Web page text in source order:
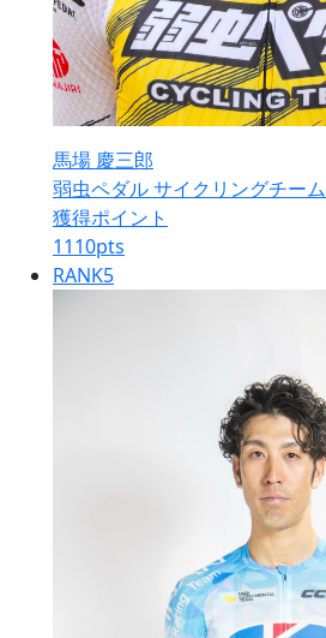
馬場 慶三郎
弱虫ペダル サイクリングチーム
獲得ポイント
1110pts
RANK5